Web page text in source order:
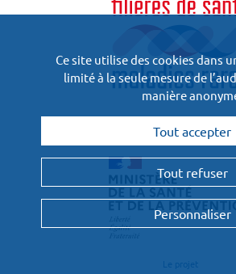
Financées
et pilotées par :
Le projet
Ce site utilise des cookies dans
limité à la seule mesure de
manière
Tout accepter
Tout refuser
Personnaliser